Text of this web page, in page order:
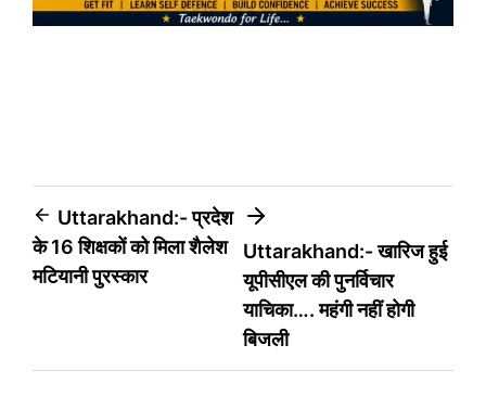
Post
navigation
Uttarakhand:- प्रदेश
के 16 शिक्षकों को मिला शैलेश
मटियानी पुरस्कार
Uttarakhand:- खारिज हुई
यूपीसीएल की पुनर्विचार
याचिका…. महंगी नहीं होगी
बिजली